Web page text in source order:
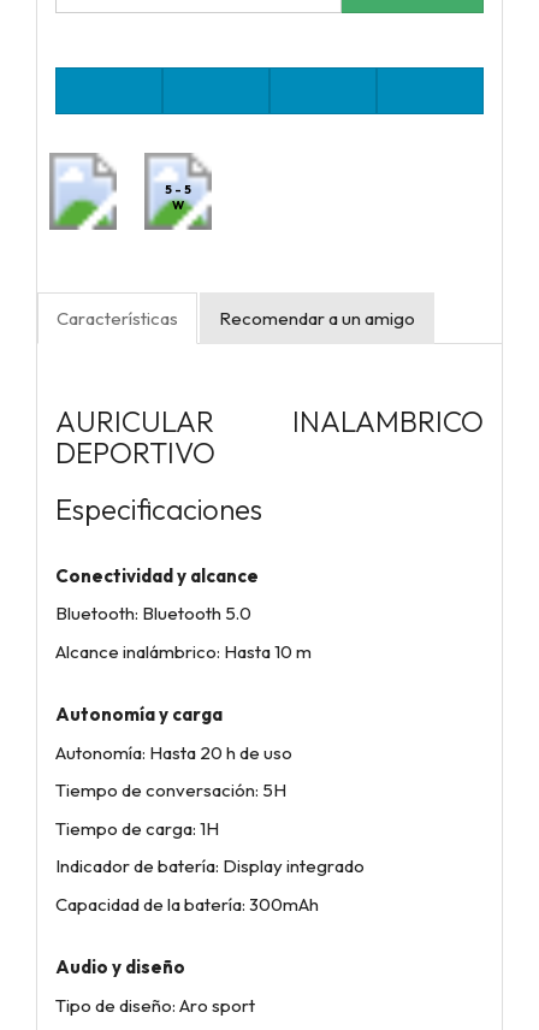
5 - 5
W
Características Recomendar a un amigo
AURICULAR INALAMBRICO
DEPORTIVO
Especificaciones
Conectividad y alcance
Bluetooth: Bluetooth 5.0
Alcance inalámbrico: Hasta 10 m
Autonomía y carga
Autonomía: Hasta 20 h de uso
Tiempo de conversación: 5H
Tiempo de carga: 1H
Indicador de batería: Display integrado
Capacidad de la batería: 300mAh
Audio y diseño
Tipo de diseño: Aro sport